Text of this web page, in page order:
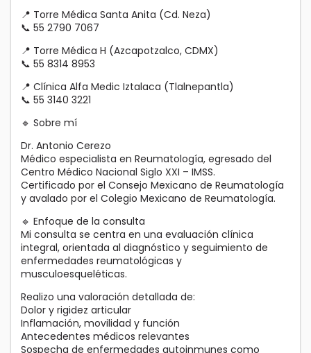
📍 Torre Médica Santa Anita (Cd. Neza)
📞 55 2790 7067
📍 Torre Médica H (Azcapotzalco, CDMX)
📞 55 8314 8953
📍 Clínica Alfa Medic Iztalaca (Tlalnepantla)
📞 55 3140 3221
🔹 Sobre mí
Dr. Antonio Cerezo
Médico especialista en Reumatología, egresado del
Centro Médico Nacional Siglo XXI – IMSS.
Certificado por el Consejo Mexicano de Reumatología
y avalado por el Colegio Mexicano de Reumatología.
🔹 Enfoque de la consulta
Mi consulta se centra en una evaluación clínica
integral, orientada al diagnóstico y seguimiento de
enfermedades reumatológicas y
musculoesqueléticas.
Realizo una valoración detallada de:
Dolor y rigidez articular
Inflamación, movilidad y función
Antecedentes médicos relevantes
Sospecha de enfermedades autoinmunes como